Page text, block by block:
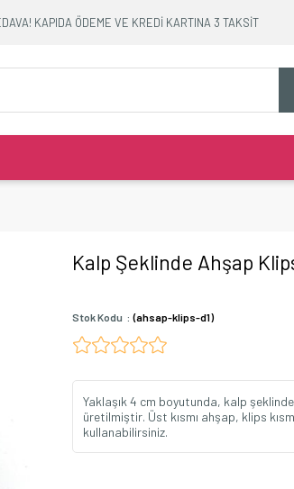
KAPIDA ÖDEME VE KREDİ KARTINA 3 TAKSİT
Kalp Şeklinde Ahşap
Stok Kodu (ahsap-klips-d1)
Yaklaşık 4 cm boyutunda, kalp şeklinde
üretilmiştir. Üst kısmı ahşap, klips
kullanabilirsiniz.